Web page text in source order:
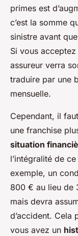
primes est
c’est la somme
sinistre avant
Si vous
assureur verra
traduire par une
mensuelle.
Cependant, il
une franchise
situation
l’intégralité de
exemple, un
800 € au lieu de
mais devra
d’accident. Cela
vous avez un